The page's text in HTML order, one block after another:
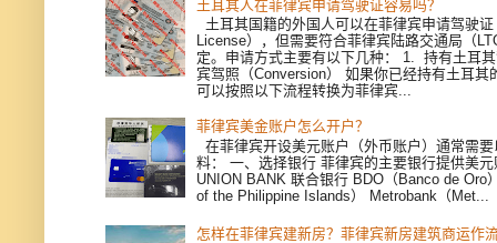
土耳其人在菲律宾申请驾驶证容易吗？
土耳其国籍的外国人可以在菲律宾申请驾驶证
License），但需要符合菲律宾陆路交通局（
定。申请方式主要有以下几种： 1. 持有土耳
宾驾照（Conversion） 如果你已经持有土耳其
可以按照以下流程转换为菲律宾...
菲律宾美金账户怎么开户？
在菲律宾开设美元账户（外币账户）通常需
料： 一、选择银行 菲律宾的主要银行提供美
UNION BANK 联合银行 BDO（Banco de Oro
of the Philippine Islands） Metrobank（Met...
怎样在菲律宾建新房？菲律宾新房建筑商运作